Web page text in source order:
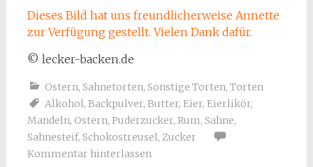
Dieses Bild hat uns freundlicherweise Annette
zur Verfügung gestellt. Vielen Dank dafür.
© lecker-backen.de
Ostern, Sahnetorten, Sonstige Torten, Torten
Alkohol, Backpulver, Butter, Eier, Eierlikör,
Mandeln, Ostern, Puderzucker, Rum, Sahne,
Sahnesteif, Schokostreusel, Zucker
Kommentar hinterlassen